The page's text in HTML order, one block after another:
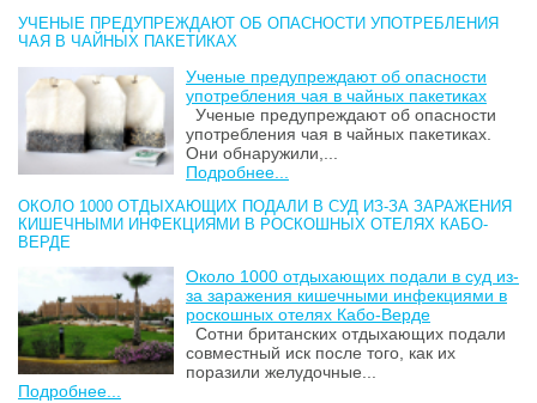
УЧЕНЫЕ ПРЕДУПРЕЖДАЮТ ОБ ОПАСНОСТИ УПОТРЕБЛЕНИЯ
ЧАЯ В ЧАЙНЫХ ПАКЕТИКАХ
Ученые предупреждают об опасности
употребления чая в чайных пакетиках
Ученые предупреждают об опасности
употребления чая в чайных пакетиках.
Они обнаружили,...
Подробнее...
ОКОЛО 1000 ОТДЫХАЮЩИХ ПОДАЛИ В СУД ИЗ-ЗА ЗАРАЖЕНИЯ
КИШЕЧНЫМИ ИНФЕКЦИЯМИ В РОСКОШНЫХ ОТЕЛЯХ КАБО-
ВЕРДЕ
Около 1000 отдыхающих подали в суд из-
за заражения кишечными инфекциями в
роскошных отелях Кабо-Верде
Сотни британских отдыхающих подали
совместный иск после того, как их
поразили желудочные...
Подробнее...